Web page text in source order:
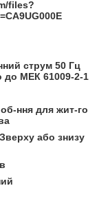
files?
струм 50 Гц
до МЕК 61009-2-1
ння для жит-го
або знизу